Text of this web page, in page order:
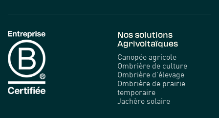
Nos solutions
Agrivoltaïques
Canopée agricole
Ombrière de culture
Ombrière d’élevage
Ombrière de prairie
temporaire
Jachère solaire